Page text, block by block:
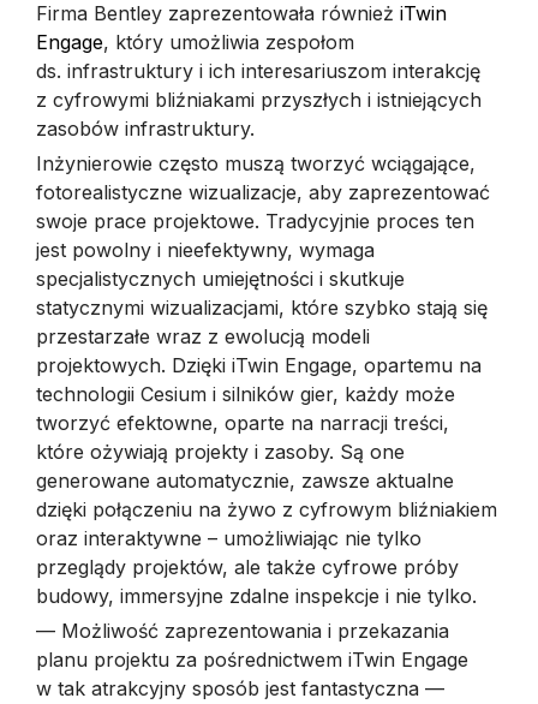
Firma Bentley zaprezentowała również iTwin
Engage, który umożliwia zespołom
ds. infrastruktury i ich interesariuszom interakcję
z cyfrowymi bliźniakami przyszłych i istniejących
zasobów infrastruktury.
Inżynierowie często muszą tworzyć wciągające,
fotorealistyczne wizualizacje, aby zaprezentować
swoje prace projektowe. Tradycyjnie proces ten
jest powolny i nieefektywny, wymaga
specjalistycznych umiejętności i skutkuje
statycznymi wizualizacjami, które szybko stają się
przestarzałe wraz z ewolucją modeli
projektowych. Dzięki iTwin Engage, opartemu na
technologii Cesium i silników gier, każdy może
tworzyć efektowne, oparte na narracji treści,
które ożywiają projekty i zasoby. Są one
generowane automatycznie, zawsze aktualne
dzięki połączeniu na żywo z cyfrowym bliźniakiem
oraz interaktywne – umożliwiając nie tylko
przeglądy projektów, ale także cyfrowe próby
budowy, immersyjne zdalne inspekcje i nie tylko.
— Możliwość zaprezentowania i przekazania
planu projektu za pośrednictwem iTwin Engage
w tak atrakcyjny sposób jest fantastyczna —